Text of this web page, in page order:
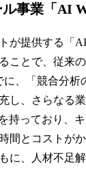
事業「AI
が提供する「
ことで、従来
に、「競合分
し、さらなる
持っており、
間とコストが
に、人材不足